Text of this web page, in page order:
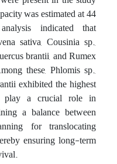
was estimated at 44
indicated that
sativa, Cousinia sp.,
brantii, and Rumex
these, Phlomis sp.,
exhibited the highest
play a crucial role in
a balance between
for translocating
ensuring long-term